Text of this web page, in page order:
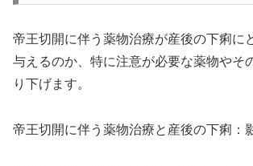
帝王切開に伴う薬物治療が産後の下痢に
与えるのか、特に注意が必要な薬物やそ
り下げます。
帝王切開に伴う薬物治療と産後の下痢：